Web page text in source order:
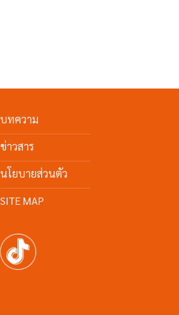
บทความ
ข่าวสาร
นโยบายส่วนตัว
SITE MAP